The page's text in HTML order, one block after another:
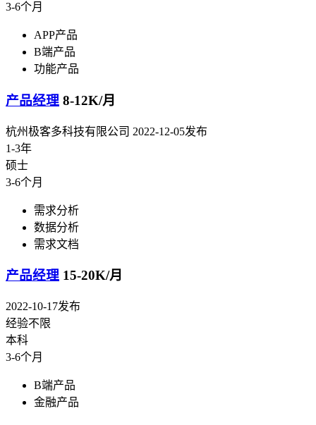
3-6个月
APP产品
B端产品
功能产品
产品经理 8-12K/月
杭州极客多科技有限公司 2022-12-05发布
1-3年
硕士
3-6个月
需求分析
数据分析
需求文档
产品经理 15-20K/月
2022-10-17发布
经验不限
本科
3-6个月
B端产品
金融产品